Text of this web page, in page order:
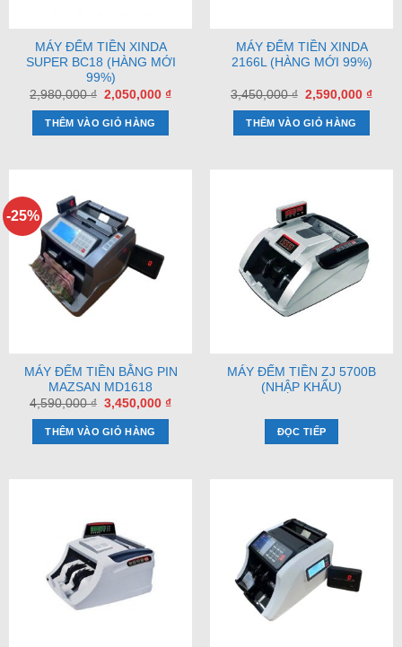
MÁY ĐẾM TIỀN XINDA
SUPER BC18 (HÀNG MỚI
99%)
2,980,000₫ Giá
gốc
là:
2,980,000 ₫.
2,050,000 ₫Giá
2,050,000 ₫.
THÊM VÀO GIỎ HÀNG
MÁY ĐẾM TIỀN XINDA
2166L (HÀNG MỚI 99%)
3,450,000₫ Giá
gốc
là:
3,450,000 ₫.
2,590,000 ₫Giá
THÊM VÀO GIỎ HÀNG
-25%
MÁY ĐẾM TIỀN BẰNG PIN
MAZSAN MD1618
4,590,000₫ Giá
là:
4,590,000 ₫.
3,450,000 ₫Giá
THÊM VÀO GIỎ HÀNG
MÁY ĐẾM TIỀN ZJ 5700B
(NHẬP KHẨU)
ĐỌC TIẾP